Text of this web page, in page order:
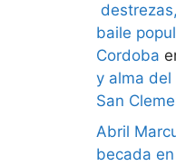
baile
Cordoba
y alma del
San
Abril
becada